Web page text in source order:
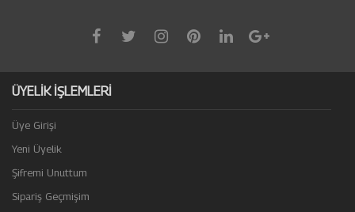
ÜYELİK İŞLEMLERİ
Üye Girişi
Yeni Üyelik
Şifremi Unuttum
Sipariş Geçmişim